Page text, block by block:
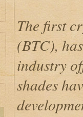
The first
(BTC),
industry
shades